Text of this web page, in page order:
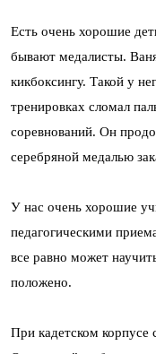
Есть очень хорошие
бывают медалисты.
кикбоксингу. Такой у
тренировках сломал
соревнований. Он
серебряной медалью
У нас очень хорошие
педагогическими
все равно может
положено.
При кадетском корпусе